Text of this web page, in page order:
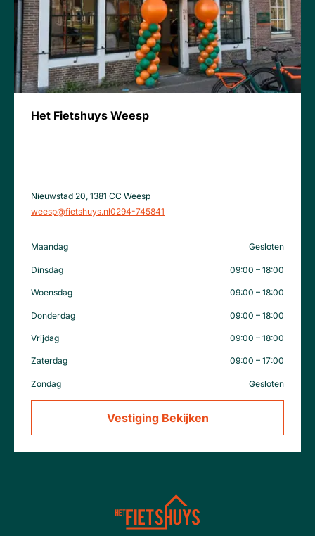
Het Fietshuys Weesp
Nieuwstad 20, 1381 CC Weesp
weesp@fietshuys.nl0294-745841
Maandag Gesloten
Dinsdag 09:00 – 18:00
Woensdag 09:00 – 18:00
Donderdag 09:00 – 18:00
Vrijdag 09:00 – 18:00
Zaterdag 09:00 – 17:00
Zondag Gesloten
Vestiging Bekijken